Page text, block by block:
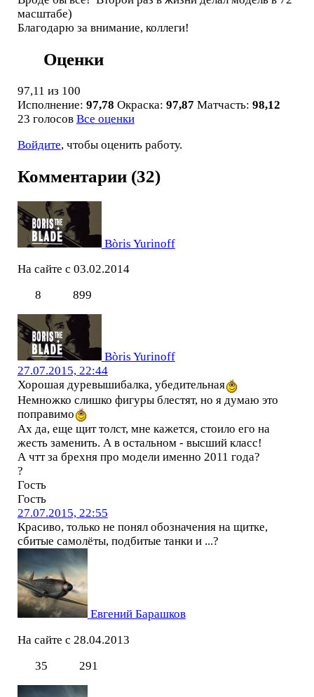
масштабе)
Благодарю за внимание, коллеги!
Оценки
97,11 из 100
Исполнение: 97,78 Окраска: 97,87 Матчасть: 98,12
23 голосов Все оценки
Войдите, чтобы оценить работу.
Комментарии (32)
Bòris Yurinoff
На сайте с 03.02.2014
8
899
Bòris Yurinoff
27.07.2015, 22:44
Хорошая дуревышибалка, убедительная
Немножко слишко фигуры блестят, но я думаю это
поправимо
Ах да, еще щит толст, мне кажется, стоило его на
жесть заменить. А в остальном - высший класс!
А чтт за брехня про модели именно 2011 года?
?
Гость
Гость
27.07.2015, 22:55
Красиво, только не понял обозначения на щитке,
сбитые самолёты, подбитые танки и ...?
Евгений Барашков
На сайте с 28.04.2013
35
291